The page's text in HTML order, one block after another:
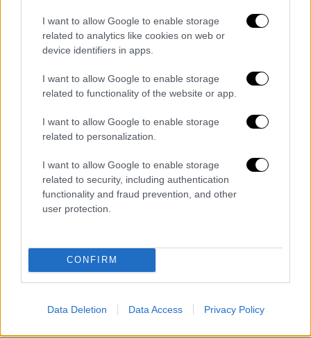
I want to allow Google to enable storage
related to analytics like cookies on web or
device identifiers in apps.
I want to allow Google to enable storage
related to functionality of the website or app.
I want to allow Google to enable storage
related to personalization.
I want to allow Google to enable storage
related to security, including authentication
functionality and fraud prevention, and other
user protection.
CONFIRM
Data Deletion Data Access Privacy Policy
Μέχρι αργά το απόγευμα συνεχίζονταν οι
προσελεύσεις στελεχών της κυβέρνησης και
της Νέας Δημοκρατίας στον «Ευαγγελισμό»,
όπου νοσηλεύεται σε σοβαρή κατάσταση ο
Γιώργος Μυλωνάκης. Αμέσως μετά τη
έφτασαν ο υπουργός και ο υφυπουργός
Αδωνις Γεωργιάδης και Μάριος
Θεμιστοκλέους, ενώ περίπου στις 11.30
μετέβη και ο πρωθυπουργός,
Μητσοτάκης.